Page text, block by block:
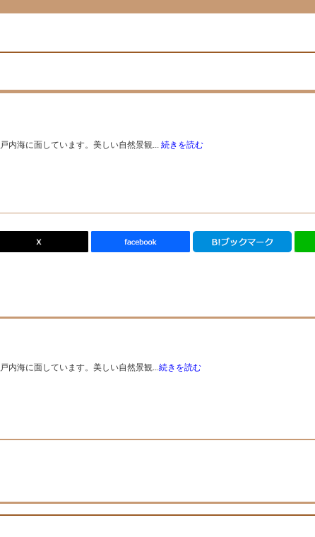
内海に面しています。美しい自然景観... 続きを読む
内海に面しています。美しい自然景観...続きを読む